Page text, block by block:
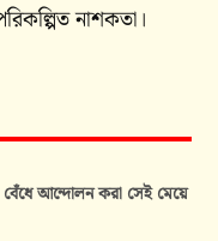
নাশকতা।
বেঁধে আন্দোলন করা সেই মেয়ে